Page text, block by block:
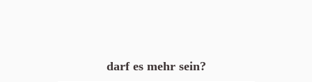
darf es mehr sein?